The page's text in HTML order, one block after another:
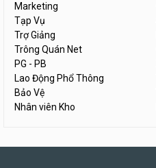
Marketing
Tạp Vụ
Trợ Giảng
Trông Quán Net
PG - PB
Lao Động Phổ Thông
Bảo Vệ
Nhân viên Kho